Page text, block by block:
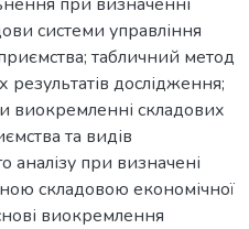
системи управління
табличний метод
дослідження;
виокремленні складових
та видів
аналізу при визначені
складовою економічної
виокремлення